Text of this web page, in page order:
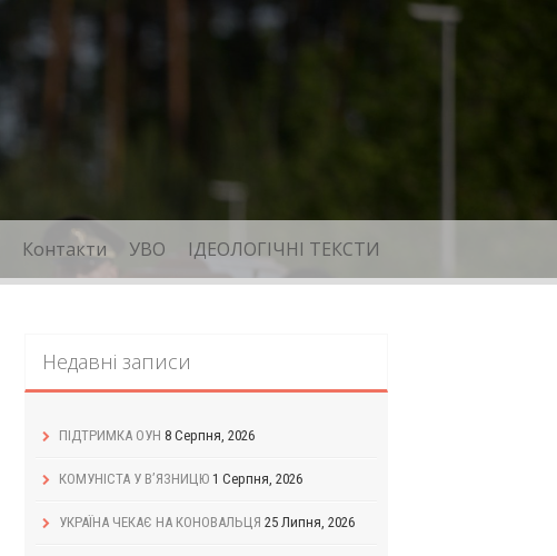
Контакти УВО ІДЕОЛОГІЧНІ ТЕКСТИ
Недавні записи
ПІДТРИМКА ОУН 8 Серпня, 2026
КОМУНІСТА У В’ЯЗНИЦЮ 1 Серпня, 2026
УКРАЇНА ЧЕКАЄ НА КОНОВАЛЬЦЯ 25 Липня, 2026